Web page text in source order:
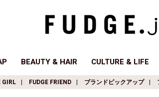
BEAUTY & HAIR CULTURE & LIFE
GIRL FUDGE FRIEND ブランドピックアップ